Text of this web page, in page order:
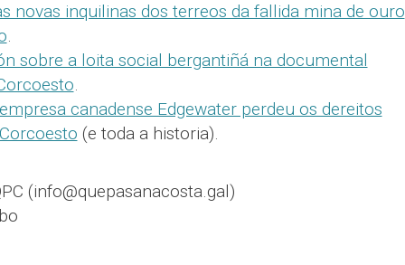
novas inquilinas dos terreos da fallida mina de ouro
.
sobre a loita social bergantiñá na documental
.
canadense Edgewater perdeu os dereitos
(e toda a historia).
(info@quepasanacosta.gal)